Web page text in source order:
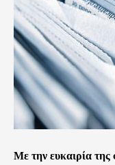
Με την ευκαιρία